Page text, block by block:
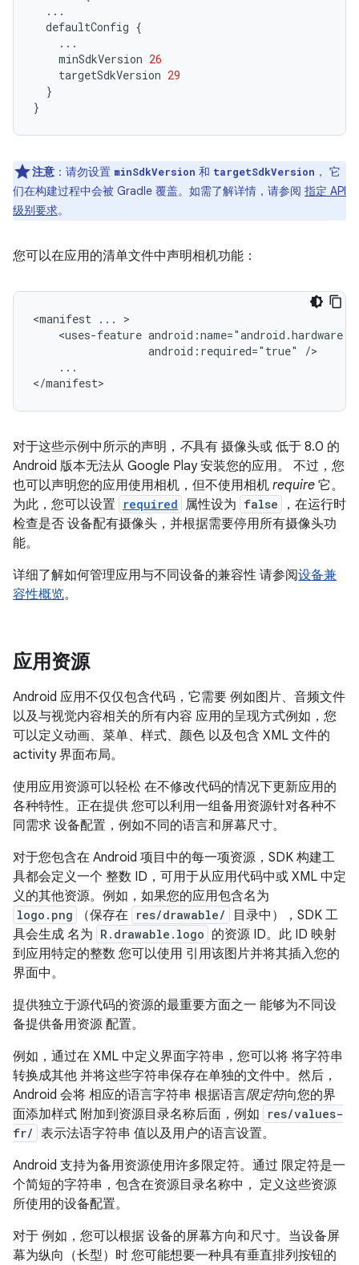
...
defaultConfig {
...
minSdkVersion 26
targetSdkVersion 29
}
}
注意 ：请勿设置 minSdkVersion 和 targetSdkVersion ， 它
们在构建过程中会被 Gradle 覆盖。如需了解详情，请参阅 指定 API
级别要求。
您可以在应用的清单文件中声明相机功能：
<manifest ...
<uses-feature
android:required="true"
...
</manifest>
对于这些示例中所示的声明， 不具有 摄像头或 低于 8.0 的
Android 版本无法从 Google Play 安装您的应用。 不过，您
也可以声明您的应用使用相机，但不使用相机 require 它。
为此，您可以设置 required 属性设为 false
，在运行时
检查是否 设备配有摄像头，并根据需要停用所有摄像头功
能。
详细了解如何管理应用与不同设备的兼容性 请参阅设备兼
容性概览。
应用资源
Android 应用不仅仅包含代码，它需要 例如图片、音频文件
以及与视觉内容相关的所有内容 应用的呈现方式例如，您
可以定义动画、菜单、样式、颜色 以及包含 XML 文件的
activity 界面布局。
使用应用资源可以轻松 在不修改代码的情况下更新应用的
各种特性。正在提供 您可以利用一组备用资源针对各种不
同需求 设备配置，例如不同的语言和屏幕尺寸。
对于您包含在 Android 项目中的每一项资源，SDK 构建工
具都会定义一个 整数 ID，可用于从应用代码中或 XML 中定
义的其他资源。例如，如果您的应用包含名为
logo.png （保存在 res/drawable/
目录中），SDK 工
具会生成 名为 R.drawable.logo 的资源 ID。此 ID 映射
到应用特定的整数 您可以使用 引用该图片并将其插入您的
界面中。
提供独立于源代码的资源的最重要方面之一 能够为不同设
备提供备用资源 配置。
例如，通过在 XML 中定义界面字符串，您可以将 将字符串
转换成其他 并将这些字符串保存在单独的文件中。然后，
Android 会将 相应的语言字符串 根据语言限定符向您的界
面添加样式 附加到资源目录名称后面，例如
res/values-
fr/ 表示法语字符串 值以及用户的语言设置。
Android 支持为备用资源使用许多限定符。通过 限定符是一
个简短的字符串，包含在资源目录名称中， 定义这些资源
所使用的设备配置。
对于 例如，您可以根据 设备的屏幕方向和尺寸。当设备屏
幕为纵向（长型）时 您可能想要一种具有垂直排列按钮的